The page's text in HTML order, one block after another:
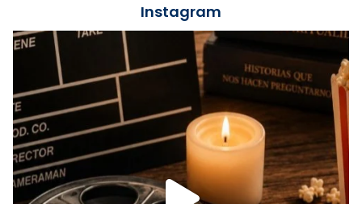
Recupera l'entrevista comp
Vatican
tican News 👇
www.vaticannews.va/es/iglesia/news/2026-
07/carmina-historia-depresion-papa-viaje-
espana-testimoni...
Foto
View on Facebook · Share
Instagram